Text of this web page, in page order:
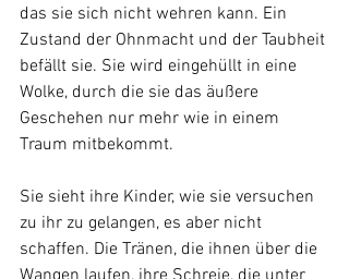
das sie sich nicht wehren kann. Ein
Zustand der Ohnmacht und der Taubheit
befällt sie. Sie wird eingehüllt in eine
Wolke, durch die sie das äußere
Geschehen nur mehr wie in einem
Traum mitbekommt.
Sie sieht ihre Kinder, wie sie versuchen
zu ihr zu gelangen, es aber nicht
schaffen. Die Tränen, die ihnen über die